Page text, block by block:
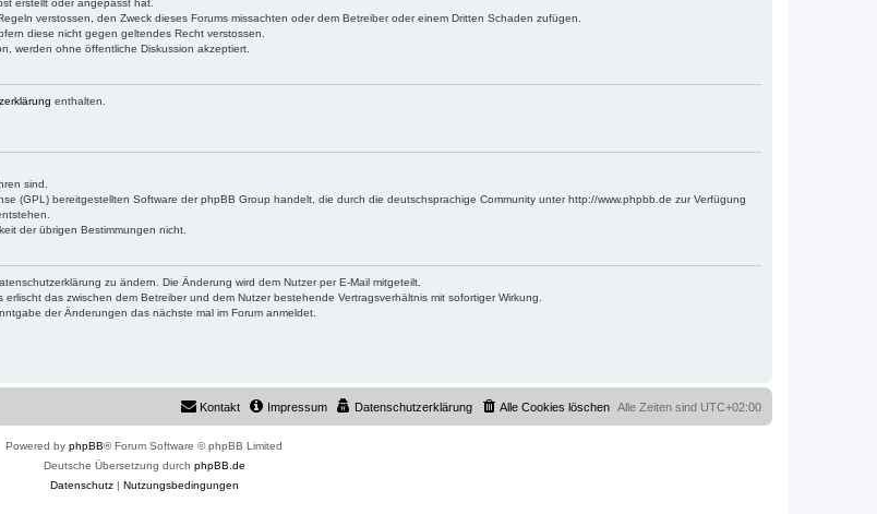
erstellt oder angepasst hat.
verstossen, den Zweck dieses Forums missachten oder dem Betreiber oder einem Dritten Schaden zufügen.
diese nicht gegen geltendes Recht verstossen.
werden ohne öffentliche Diskussion akzeptiert.
enthalten.
sind.
(GPL) bereitgestellten Software der phpBB Group handelt, die durch die deutschsprachige Community unter http://www.phpbb.de zur Verfügung
der übrigen Bestimmungen nicht.
zu ändern. Die Änderung wird dem Nutzer per E-Mail mitgeteilt.
das zwischen dem Betreiber und dem Nutzer bestehende Vertragsverhältnis mit sofortiger Wirkung.
der Änderungen das nächste mal im Forum anmeldet.
Alle Zeiten sind UTC+02:00
Alle Cookies löschen
Datenschutzerklärung
Impressum
Kontakt
Powered by phpBB® Forum Software © phpBB Limited
Deutsche Übersetzung durch phpBB.de
Datenschutz| Nutzungsbedingungen